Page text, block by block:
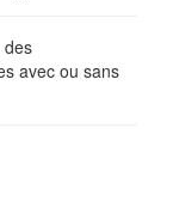
des
avec ou sans